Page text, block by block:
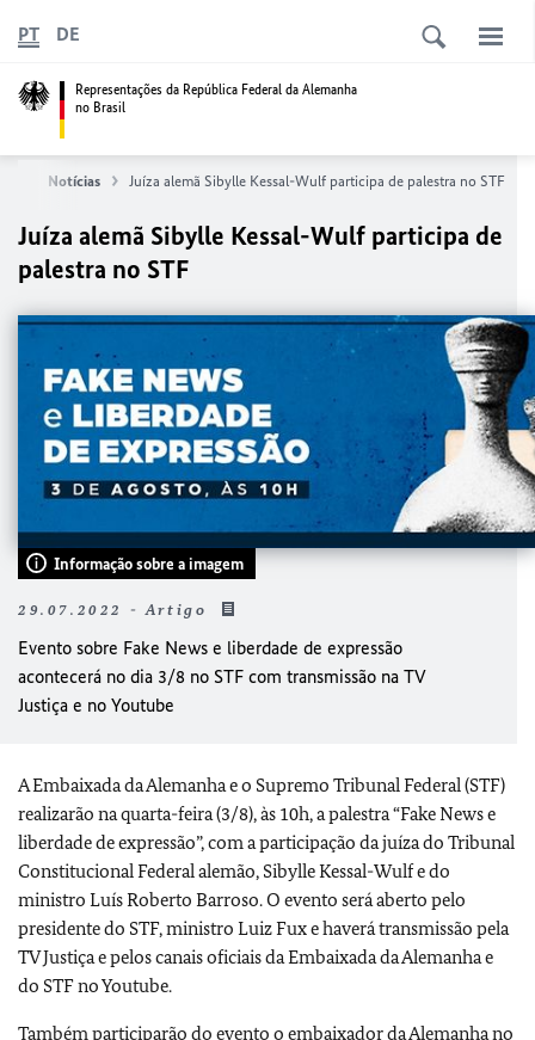
Representações da República Federal da Alemanha
no Brasil
PT DE
Notícias Juíza alemã Sibylle Kessal-Wulf participa de palestra no STF
Juíza alemã Sibylle Kessal-Wulf participa de
palestra no STF
Informação sobre a imagem
29.07.2022 - Artigo
Evento sobre Fake News e liberdade de expressão
acontecerá no dia 3/8 no STF com transmissão na TV
Justiça e no Youtube
A Embaixada da Alemanha e o Supremo Tribunal Federal (STF)
realizarão na quarta-feira (3/8), às 10h, a palestra “Fake News e
liberdade de expressão”, com a participação da juíza do Tribunal
Constitucional Federal alemão, Sibylle Kessal-Wulf e do
ministro Luís Roberto Barroso. O evento será aberto pelo
presidente do STF, ministro Luiz Fux e haverá transmissão pela
TV Justiça e pelos canais oficiais da Embaixada da Alemanha e
do STF no Youtube.
Também participarão do evento o embaixador da Alemanha no